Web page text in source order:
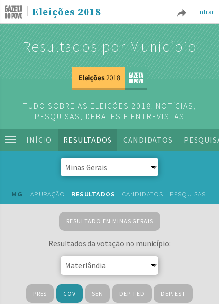
Entrar
Eleições 2018
Resultados por Município
TUDO SOBRE AS ELEIÇÕES 2018: NOTÍCIAS,
PESQUISAS, DEBATES E ENTREVISTAS
INÍCIO RESULTADOS CANDIDATOS
MG APURAÇÃO RESULTADOS CANDIDATOS PESQUISAS
RESULTADO EM MINAS GERAIS
Resultados da votação no município:
PRES GOV SEN DEP. FED DEP. EST